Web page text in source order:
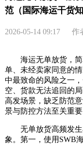
取消
范（国际海运干货知
2026-05-14 09:17 作
海运无单放货，简
单、未经卖家同意的
中最致命的风险之一
空、货款无法追回的
高发场景，缺乏防范
景与防控方法至关重要
无单放货高频发生
象。第一，使用SWB